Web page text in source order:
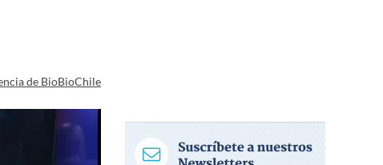
de BioBioChile